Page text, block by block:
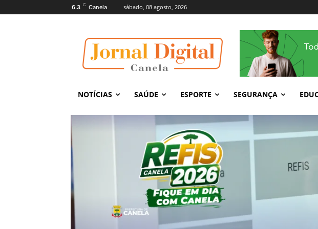
6.3 C Canela sábado, 08 agosto, 2026
NOTÍCIAS SAÚDE ESPORTE SEGURANÇA